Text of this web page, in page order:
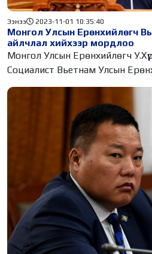
Монгол Улсын Ерөнхийлөгч
айлчлал хийхээр мордлоо
Ээнээ 2023-11-01 10:35:40
Монгол Улсын Ерөнхийлөгч
Социалист Вьетнам Улсын